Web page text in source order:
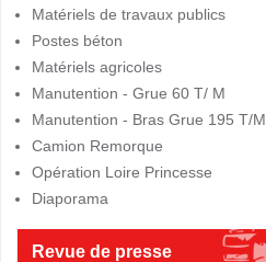
Matériels de travaux publics
Postes béton
Matériels agricoles
Manutention - Grue 60 T/ M
Manutention - Bras Grue 195 T/M
Camion Remorque
Opération Loire Princesse
Diaporama
Revue de presse